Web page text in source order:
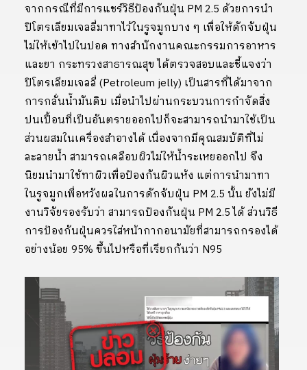
จากกรณีที่มีการแชร์วิธีป้องกันฝุ่น PM 2.5 ด้วยการนำ
ปิโตรเลียมเจลลี่มาทาไว้ในรูจมูกบาง ๆ เพื่อให้ดักจับฝุ่น
ไม่ให้เข้าไปในปอด ทางสำนักงานคณะกรรมการอาหาร
และยา กระทรวงสาธารณสุข ได้ตรวจสอบและชี้แจงว่า
ปิโตรเลียมเจลลี่ (Petroleum jelly) เป็นสารที่ได้มาจาก
การกลั่นน้ำมันดิบ เมื่อนำไปผ่านกระบวนการกำจัดสิ่ง
ปนเปื้อนที่เป็นอันตรายออกไปก็จะสามารถนำมาใช้เป็น
ส่วนผสมในเครื่องสำอางได้ เนื่องจากมีคุณสมบัติที่ไม่
ละลายน้ำ สามารถเคลือบผิวไม่ให้น้ำระเหยออกไป จึง
นิยมนำมาใช้ทาผิวเพื่อป้องกันผิวแห้ง แต่การนำมาทา
ในรูจมูกเพื่อหวังผลในการดักจับฝุ่น PM 2.5 นั้น ยังไม่มี
งานวิจัยรองรับว่า สามารถป้องกันฝุ่น PM 2.5 ได้ ส่วนวิธี
การป้องกันฝุ่นควรใส่หน้ากากอนามัยที่สามารถกรองได้
อย่างน้อย 95% ขึ้นไปหรือที่เรียกกันว่า N95